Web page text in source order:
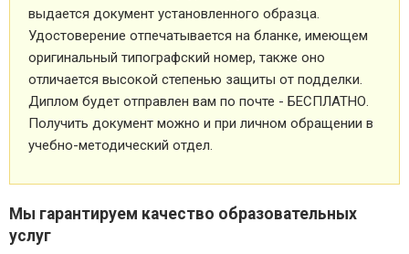
выдается документ установленного образца.
Удостоверение отпечатывается на бланке, имеющем
оригинальный типографский номер, также оно
отличается высокой степенью защиты от подделки.
Диплом будет отправлен вам по почте - БЕСПЛАТНО.
Получить документ можно и при личном обращении в
учебно-методический отдел.
Мы гарантируем качество образовательных
услуг